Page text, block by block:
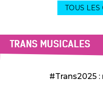
TOUS LES
TRANS MUSICALES
#Trans2025